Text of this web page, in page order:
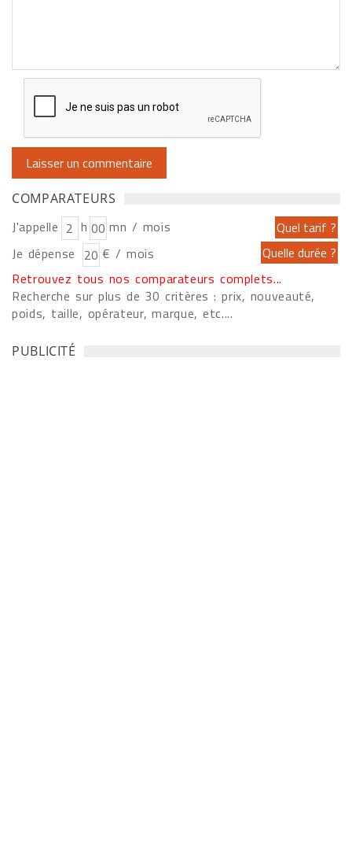
COMPARATEURS
J'appelle h
mn / mois
Je dépense
€ / mois
Retrouvez tous nos comparateurs complets...
Recherche sur plus de 30 critères : prix, nouveauté,
poids, taille, opérateur, marque, etc....
PUBLICITÉ